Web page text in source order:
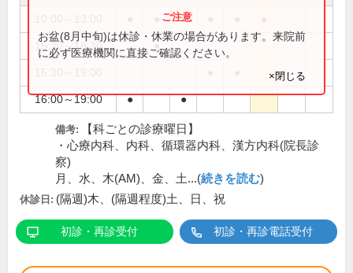
●
15:30～18:30 ●
16:00～19:00 ● ●
お盆(8月中旬)は休診・休業の場合があります。来院前
に必ず医療機関に直接ご確認ください。
×閉じる
備考:
【科ごとの診療曜日】
・心療内科、内科、循環器内科、漢方内科(院長診
察)
月、水、木(AM)、金、土...(続きを読む)
休診日: (隔週)木、(隔週程度)土、日、祝
初診・再診受付 初診・再診電話受付